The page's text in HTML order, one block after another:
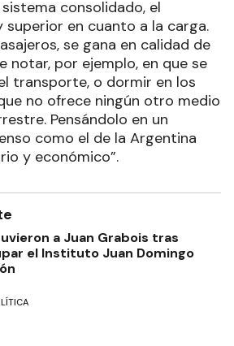
consolidado, el
en cuanto a la carga.
se gana en calidad de
notar, por ejemplo, en que se
transporte, o dormir en los
no ofrece ningún otro medio
Pensándolo en un
como el de la Argentina
y económico”.
a Juan Grabois tras
el Instituto Juan Domingo